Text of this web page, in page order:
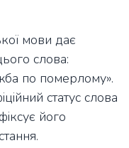
мови дає
слова:
по померлому».
статус слова
його